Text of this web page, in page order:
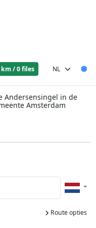
km / 0 files
Andersensingel in de
Amsterdam
Route opties